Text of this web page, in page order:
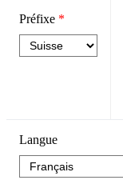
Préfixe *
Langue